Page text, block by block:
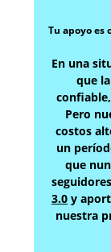
Tu apoyo es
En una
que
Pero
costos
un
que
3.0 y
nuestra